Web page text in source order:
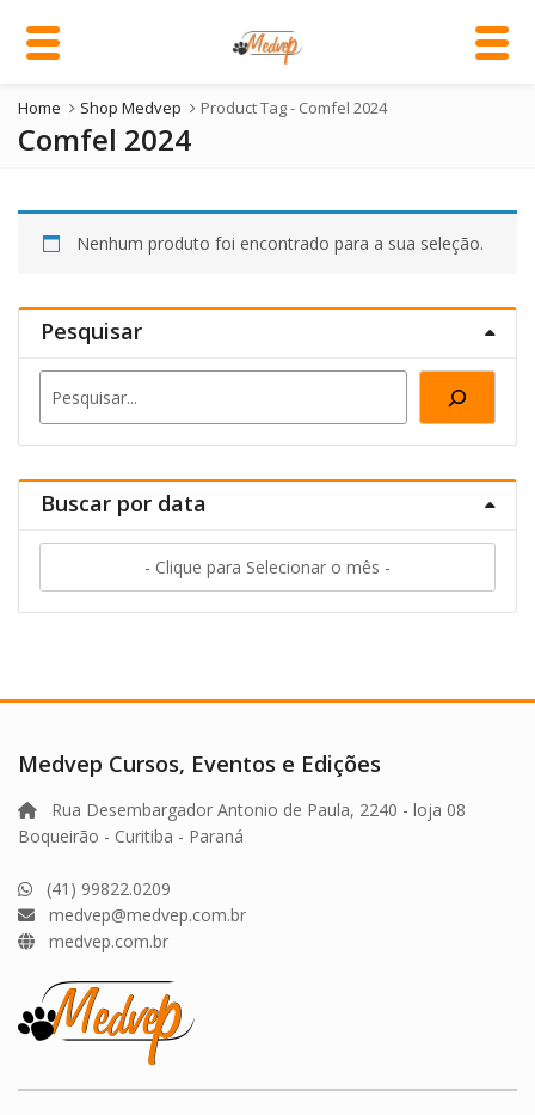
Home Shop Medvep Product Tag - Comfel 2024
Comfel 2024
Nenhum produto foi encontrado para a sua seleção.
Pesquisar
Buscar por data
- Clique para Selecionar o mês -
Medvep Cursos, Eventos e Edições
Rua Desembargador Antonio de Paula, 2240 - loja 08
Boqueirão - Curitiba - Paraná
(41) 99822.0209
medvep@medvep.com.br
medvep.com.br